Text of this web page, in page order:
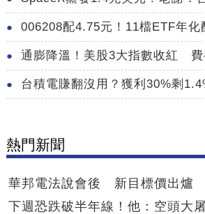
006208配4.75元！11檔ETF年化
通膨降溫！美股3大指數收紅 費
台積電賺翻沒用？獲利30%剩
熱門新聞
華邦電法說會後 新目標價出爐
下週恐跌破半年線！他：空頭大